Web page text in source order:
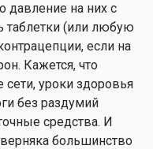
давление на них с
таблетки (или любую
если на
Кажется, что
сети, уроки здоровья
без раздумий
средства. И
большинство